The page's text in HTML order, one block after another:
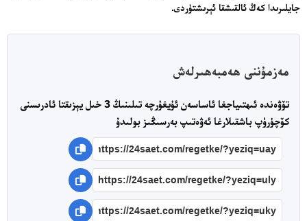
جايلىرىدا كەڭ ئالقىشقا ئېرىشتۈردى.
مەزمۇننى ھەمبەھىرلەش
تۆۋەندە ئىھتىياجغا ئاساسەن ئۇيغۇرچە تىلىنىڭ 3 خىل يېزىقتا ئادرىسنى
كۆچۈرۈپ باشقىلارغا ئەۋەتىپ بەرسىڭىز بولىدۇ